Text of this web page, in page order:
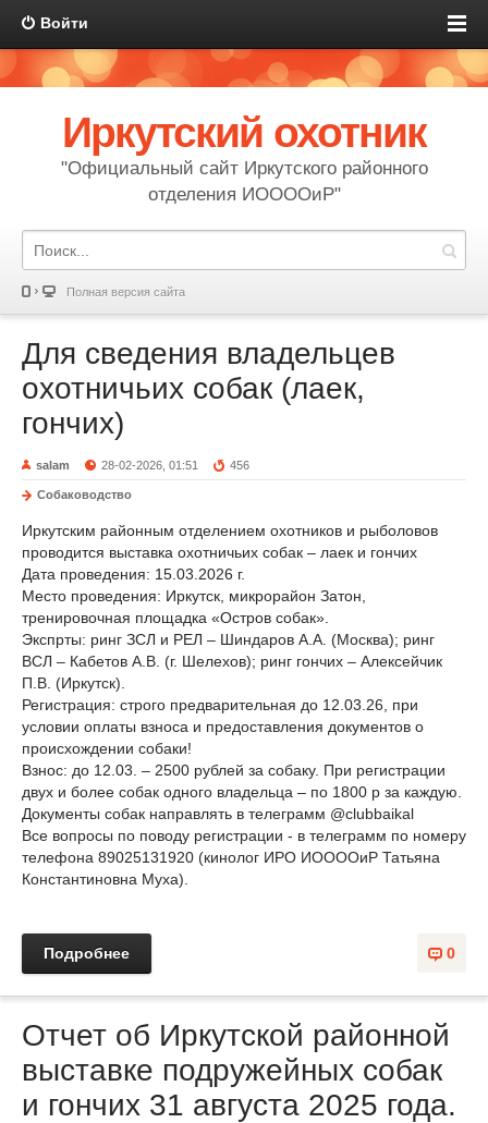
Войти
Иркутский охотник
"Официальный сайт Иркутского районного
отделения ИООООиР"
Полная версия сайта
Для сведения владельцев
охотничьих собак (лаек,
гончих)
salam 28-02-2026, 01:51 456
Собаководство
Иркутским районным отделением охотников и рыболовов
проводится выставка охотничьих собак – лаек и гончих
Дата проведения: 15.03.2026 г.
Место проведения: Иркутск, микрорайон Затон,
тренировочная площадка «Остров собак».
Экспрты: ринг ЗСЛ и РЕЛ – Шиндаров А.А. (Москва); ринг
ВСЛ – Кабетов А.В. (г. Шелехов); ринг гончих – Алексейчик
П.В. (Иркутск).
Регистрация: строго предварительная до 12.03.26, при
условии оплаты взноса и предоставления документов о
происхождении собаки!
Взнос: до 12.03. – 2500 рублей за собаку. При регистрации
двух и более собак одного владельца – по 1800 р за каждую.
Документы собак направлять в телеграмм @clubbaikal
Все вопросы по поводу регистрации - в телеграмм по номеру
телефона 89025131920 (кинолог ИРО ИООООиР Татьяна
Константиновна Муха).
0
Подробнее
Отчет об Иркутской районной
выставке подружейных собак
и гончих 31 августа 2025 года.